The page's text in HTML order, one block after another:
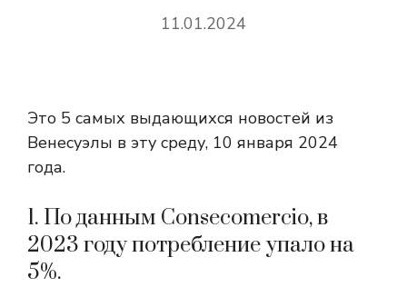
11.01.2024
Это 5 самых выдающихся новостей из
Венесуэлы в эту среду, 10 января 2024
года.
1. По данным Consecomercio, в
2023 году потребление упало на
5%.